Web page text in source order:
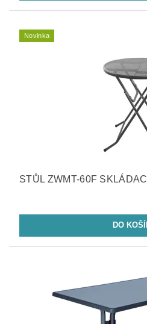
Novinka
STŮL ZWMT-60F SKLÁDACÍ